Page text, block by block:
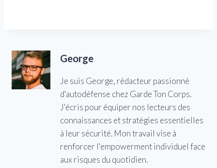
George
Je suis George, rédacteur passionné
d'autodéfense chez Garde Ton Corps.
J'écris pour équiper nos lecteurs des
connaissances et stratégies essentielles
à leur sécurité. Mon travail vise à
renforcer l'empowerment individuel face
aux risques du quotidien.